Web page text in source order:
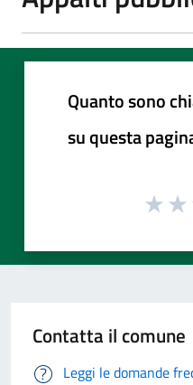
Quanto sono
su questa
Contatta il comune
Leggi le domande